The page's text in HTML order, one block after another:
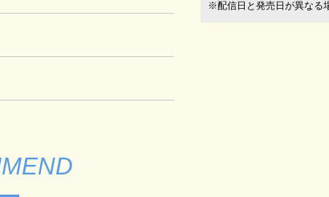
※配信日と発売日が異なる